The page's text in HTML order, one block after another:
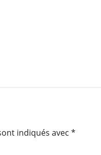
indiqués avec *